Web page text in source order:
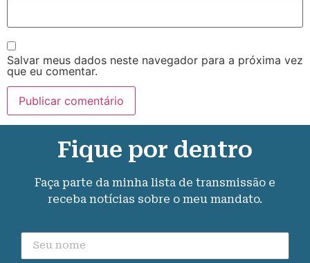
Salvar meus dados neste navegador para a próxima vez
que eu comentar.
Fique por dentro
Faça parte da minha lista de transmissão e
receba notícias sobre o meu mandato.